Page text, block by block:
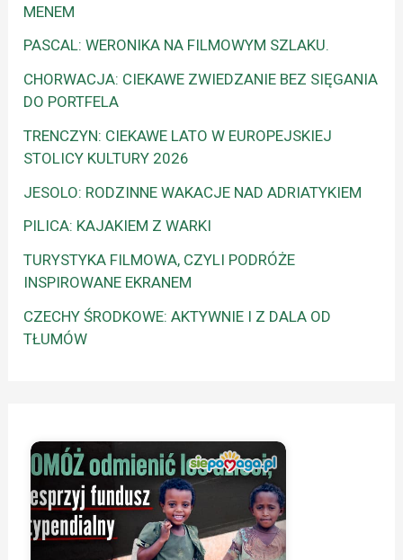
MENEM
PASCAL: WERONIKA NA FILMOWYM SZLAKU.
CHORWACJA: CIEKAWE ZWIEDZANIE BEZ SIĘGANIA
DO PORTFELA
TRENCZYN: CIEKAWE LATO W EUROPEJSKIEJ
STOLICY KULTURY 2026
JESOLO: RODZINNE WAKACJE NAD ADRIATYKIEM
PILICA: KAJAKIEM Z WARKI
TURYSTYKA FILMOWA, CZYLI PODRÓŻE
INSPIROWANE EKRANEM
CZECHY ŚRODKOWE: AKTYWNIE I Z DALA OD
TŁUMÓW